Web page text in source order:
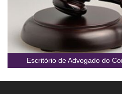
Escritório de Advogado do